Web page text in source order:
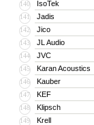
140 IsoTek
141 Jadis
142 Jico
143 JL Audio
144 JVC
145 Karan Acoustics
146 Kauber
147 KEF
148 Klipsch
149 Krell